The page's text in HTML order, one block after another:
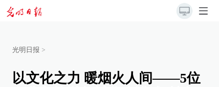
光明日报 >
以文化之力 暖烟火人间——5位